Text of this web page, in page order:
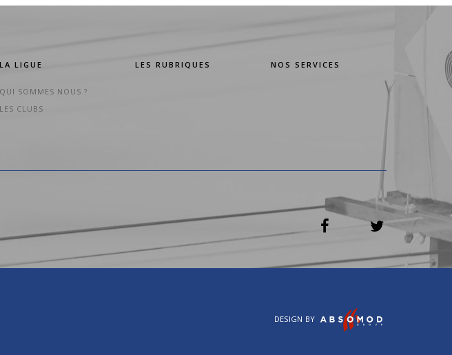
LA LIGUE
QUI SOMMES NOUS ?
LES CLUBS
LES RUBRIQUES NOS SERVICES
DESIGN BY